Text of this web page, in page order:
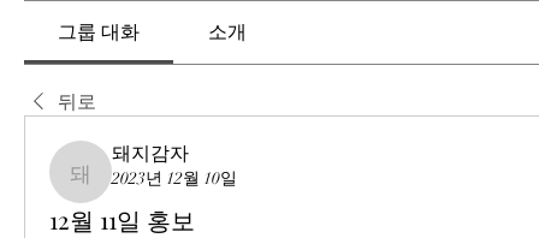
그룹 대화 소개
뒤로
돼지감자
돼지감자
2023년 12월 10일
12월 11일 홍보